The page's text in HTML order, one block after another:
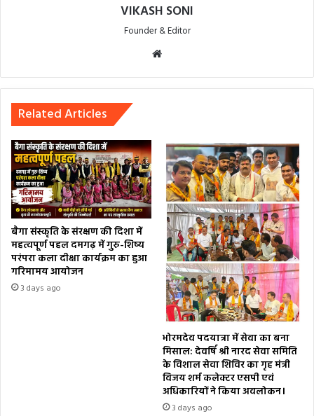
VIKASH SONI
Founder & Editor
Related Articles
बैगा संस्कृति के संरक्षण की दिशा में
महत्वपूर्ण पहल दमगढ़ में गुरु-शिष्य
परंपरा कला दीक्षा कार्यक्रम का हुआ
गरिमामय आयोजन
3 days ago
भोरमदेव पदयात्रा में सेवा का बना
मिसाल: देवर्षि श्री नारद सेवा समिति
के विशाल सेवा शिविर का गृह मंत्री
विजय शर्म कलेक्टर एसपी एवं
अधिकारियों ने किया अवलोकन।
3 days ago